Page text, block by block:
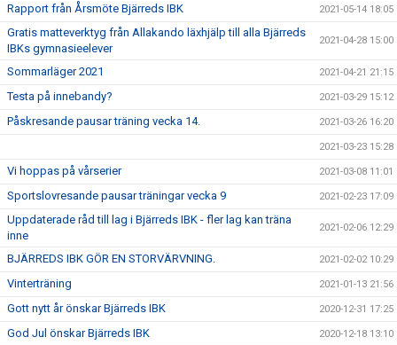
Rapport från Årsmöte Bjärreds IBK 2021-05-14 18:05
Gratis matteverktyg från Allakando läxhjälp till alla Bjärreds
IBKs gymnasieelever
2021-04-28 15:00
Sommarläger 2021 2021-04-21 21:15
Testa på innebandy? 2021-03-29 15:12
Påskresande pausar träning vecka 14. 2021-03-26 16:20
2021-03-23 15:28
Vi hoppas på vårserier 2021-03-08 11:01
Sportslovresande pausar träningar vecka 9 2021-02-23 17:09
Uppdaterade råd till lag i Bjärreds IBK - fler lag kan träna
inne
2021-02-06 12:29
BJÄRREDS IBK GÖR EN STORVÄRVNING. 2021-02-02 10:29
Vinterträning 2021-01-13 21:56
Gott nytt år önskar Bjärreds IBK 2020-12-31 17:25
God Jul önskar Bjärreds IBK 2020-12-18 13:10